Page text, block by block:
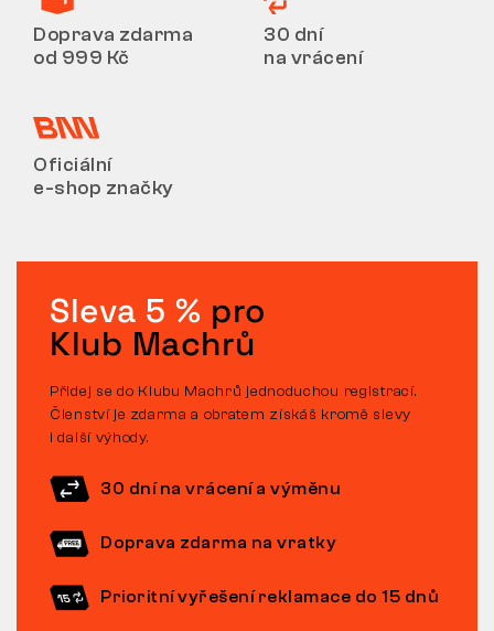
Doprava zdarma
od 999 Kč
30 dní
na vrácení
Oficiální
e-shop značky
Sleva 5 % pro
Klub Machrů
Přidej se do Klubu Machrů jednoduchou registrací.
Členství je zdarma a obratem získáš kromě slevy
i další výhody.
30 dní na vrácení a výměnu
Doprava zdarma na vratky
Prioritní vyřešení reklamace do 15 dnů